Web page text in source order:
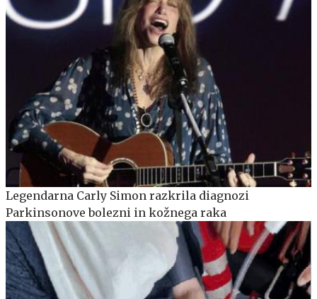
Legendarna Carly Simon razkrila diagnozi
Parkinsonove bolezni in kožnega raka